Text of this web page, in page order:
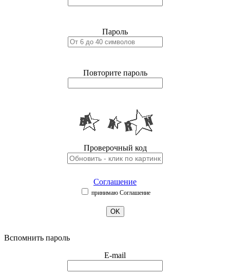
Пароль
Повторите пароль
Проверочный код
Соглашение
принимаю Соглашение
OK
Вспомнить пароль
E-mail